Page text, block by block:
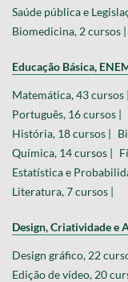
Saúde pública e
Biomedicina, 2 cursos |
Educação Básica,
Matemática, 43 cursos |
Português, 16 cursos |
História, 18 cursos |
Química, 14 cursos |
Estatística e
Literatura, 7 cursos |
Design, Criatividade e
Design gráfico, 22
Edição de vídeo, 20